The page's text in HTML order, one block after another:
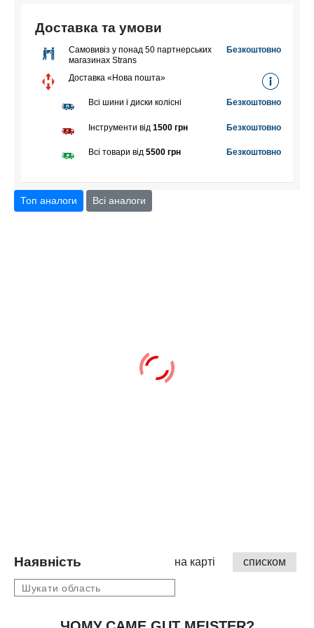
Доставка та умови
Самовивіз у понад 50 партнерських
магазинах Strans
Безкоштовно
Доставка «Нова пошта»
Всі шини і диски колісні Безкоштовно
Інструменти від1500 грн Безкоштовно
Всі товари від5500 грн Безкоштовно
Топ аналоги Всі аналоги
Наявність на карті списком